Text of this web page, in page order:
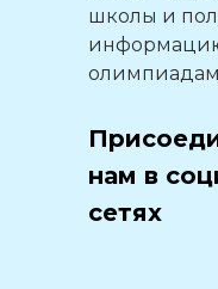
школы и
нам в
сетях